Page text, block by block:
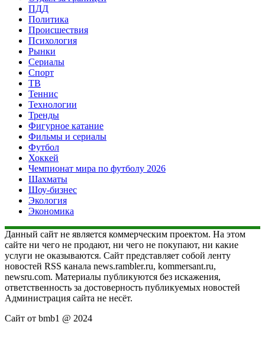
ПДД
Политика
Происшествия
Психология
Рынки
Сериалы
Спорт
ТВ
Теннис
Технологии
Тренды
Фигурное катание
Фильмы и сериалы
Футбол
Хоккей
Чемпионат мира по футболу 2026
Шахматы
Шоу-бизнес
Экология
Экономика
Данный сайт не является коммерческим проектом. На этом
сайте ни чего не продают, ни чего не покупают, ни какие
услуги не оказываются. Сайт представляет собой ленту
новостей RSS канала news.rambler.ru, kommersant.ru,
newsru.com. Материалы публикуются без искажения,
ответственность за достоверность публикуемых новостей
Администрация сайта не несёт.
Сайт от bmb1 @ 2024